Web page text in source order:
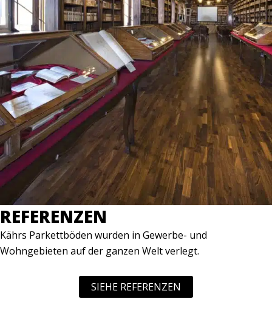
REFERENZEN
Kährs Parkettböden wurden in Gewerbe- und
Wohngebieten auf der ganzen Welt verlegt.
SIEHE REFERENZEN